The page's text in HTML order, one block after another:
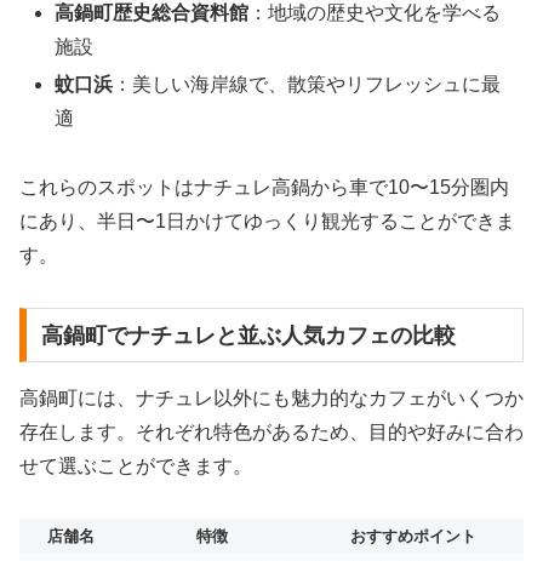
高鍋町歴史総合資料館 ：地域の歴史や文化を学べる
施設
蚊口浜 ：美しい海岸線で、散策やリフレッシュに最
適
これらのスポットはナチュレ高鍋から車で10〜15分圏内
にあり、半日〜1日かけてゆっくり観光することができま
す。
高鍋町でナチュレと並ぶ人気カフェの比較
高鍋町には、ナチュレ以外にも魅力的なカフェがいくつか
存在します。それぞれ特色があるため、目的や好みに合わ
せて選ぶことができます。
店舗名 特徴 おすすめポイント